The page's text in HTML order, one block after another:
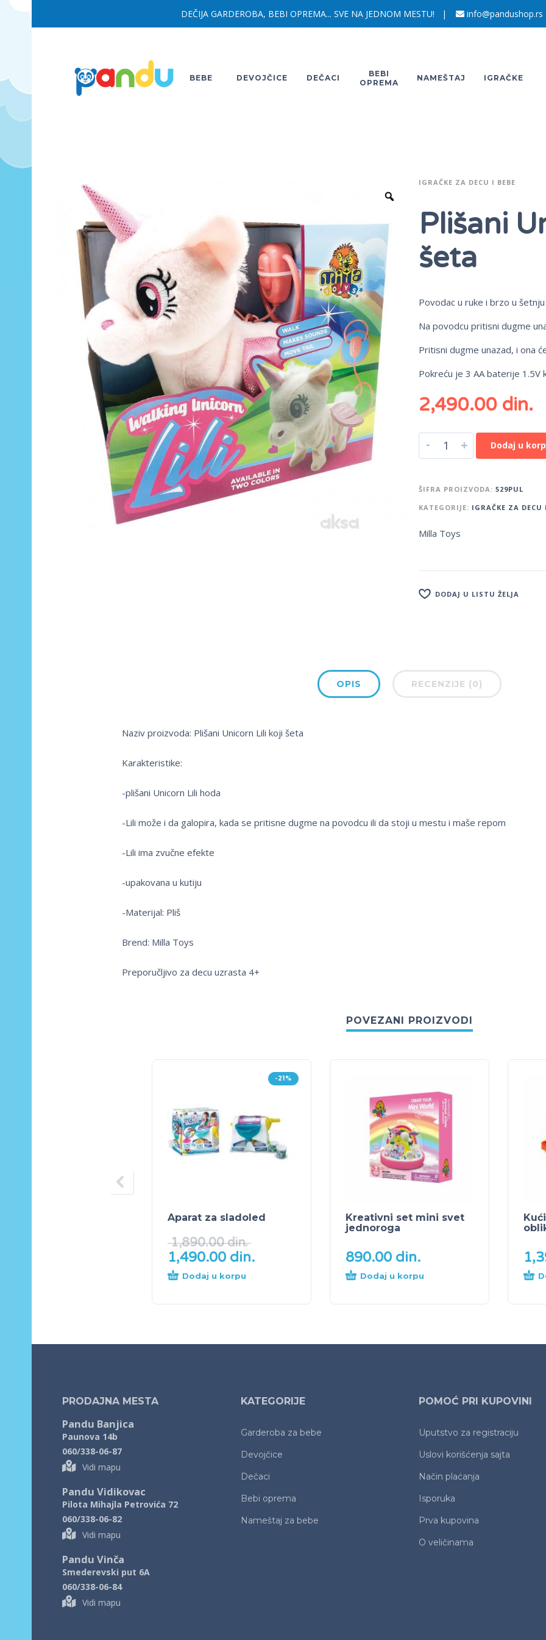
DEČIJA GARDEROBA, BEBI OPREMA... SVE NA JEDNOM MESTU! | info@pandushop.rs
BEBE DEVOJČICE DEČACI
BEBI
OPREMA
NAMEŠTAJ IGRAČKE
IGRAČKE ZA DECU I BEBE
Plišani
šeta
Povodac u ruke i brzo u
Na povodcu pritisni dugme
Pritisni dugme unazad, i ona
Pokreću je 3 AA baterije 1.5V
2,490.00 din.
- + Dodaj u
ŠIFRA PROIZVODA: 529PUL
KATEGORIJE: IGRAČKE ZA DECU
Milla Toys
DODAJ U LISTU ŽELJA
OPIS RECENZIJE (0)
Naziv proizvoda: Plišani Unicorn Lili koji šeta
Karakteristike:
-plišani Unicorn Lili hoda
-Lili može i da galopira, kada se pritisne dugme na povodcu ili da stoji u mestu i maše repom
-Lili ima zvučne efekte
-upakovana u kutiju
-Materijal: Pliš
Brend: Milla Toys
Preporučljivo za decu uzrasta 4+
POVEZANI PROIZVODI
-21%
Aparat za sladoled
1,890.00din.
1,490.00 din.
Dodaj u korpu
Kreativni set mini svet
jednoroga
890.00 din.
Dodaj u korpu
PRODAJNA MESTA
Pandu Banjica
Paunova 14b
060/338-06-87
Vidi mapu
Pandu Vidikovac
Pilota Mihajla Petrovića 72
060/338-06-82
Vidi mapu
Pandu Vinča
Smederevski put 6A
060/338-06-84
Vidi mapu
KATEGORIJE
Garderoba za bebe
Devojčice
Dečaci
Bebi oprema
Nameštaj za bebe
POMOĆ PRI KUPOVINI
Uputstvo za registraciju
Uslovi korišćenja sajta
Način plaćanja
Isporuka
Prva kupovina
O veličinama